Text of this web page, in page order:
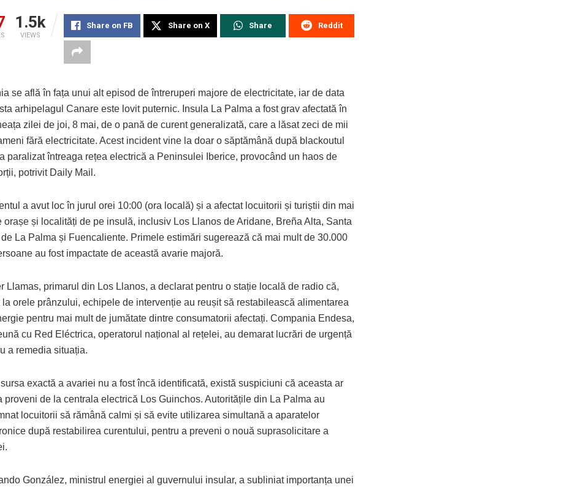
1.5k
VIEWS
Share on FB Share on X Share Reddit
se află în fața unui alt episod de întreruperi majore de electricitate, iar de data
arhipelagul Canare este lovit puternic. Insula La Palma a fost grav afectată în
zilei de joi, 8 mai, de o pană de curent generalizată, care a lăsat zeci de mii
fără electricitate. Acest incident vine la doar o săptămână după blackoutul
paralizat întreaga rețea electrică a Peninsulei Iberice, provocând un haos de
potrivit Daily Mail.
a avut loc în jurul orei 10:00 (ora locală) și a afectat locuitorii și turiștii din mai
orașe și localități de pe insulă, inclusiv Los Llanos de Aridane, Breña Alta, Santa
La Palma și Fuencaliente. Primele estimări sugerează că mai mult de 30.000
au fost impactate de această avarie majoră.
Llamas, primarul din Los Llanos, a declarat pentru o stație locală de radio că,
la orele prânzului, echipele de intervenție au reușit să restabilească alimentarea
pentru mai mult de jumătate dintre consumatorii afectați. Compania Endesa,
cu Red Eléctrica, operatorul național al rețelei, au demarat lucrări de urgență
a remedia situația.
exactă a avariei nu a fost încă identificată, există suspiciuni că aceasta ar
proveni de la centrala electrică Los Guinchos. Autoritățile din La Palma au
locuitorii să rămână calmi și să evite utilizarea simultană a aparatelor
după restabilirea curentului, pentru a preveni o nouă suprasolicitare a
González, ministrul energiei al guvernului insular, a subliniat importanța unei